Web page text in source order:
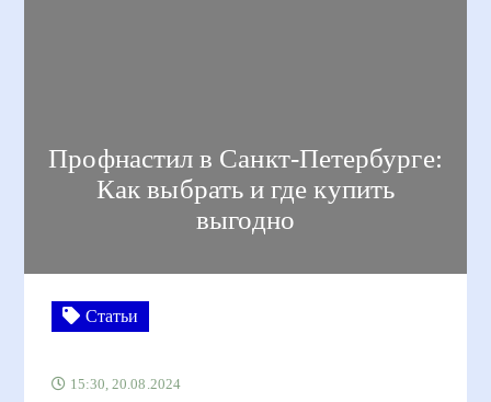
Профнастил в Санкт-Петербурге:
Как выбрать и где купить
выгодно
Статьи
15:30, 20.08.2024